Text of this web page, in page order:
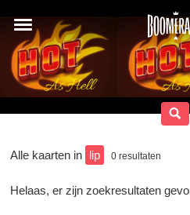
Alle kaarten in lip 0 resultaten
Helaas, er zijn zoekresultaten